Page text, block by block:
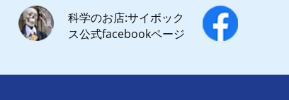
科学のお店:サイボック
ス公式facebookページ